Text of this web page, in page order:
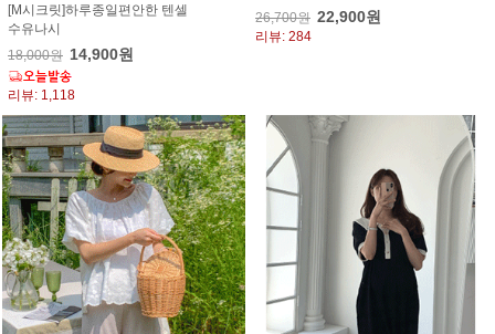
[M시크릿]하루종일편안한 텐셀
수유나시
18,000원 14,900원
리뷰: 1,118
26,700원 22,900원
리뷰: 284